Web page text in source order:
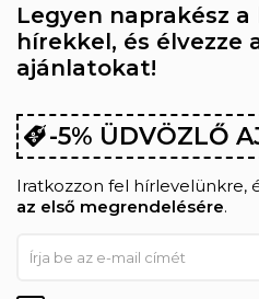
Legyen naprakész
hírekkel, és élvezze
ajánlatokat!
-5% ÜDVÖZLŐ
Iratkozzon fel hírlevelünkre,
az első megrendelésére.